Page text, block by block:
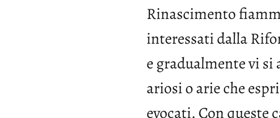
Rinascimento
interessati dalla
e gradualmente vi
ariosi o arie che
evocati. Con queste